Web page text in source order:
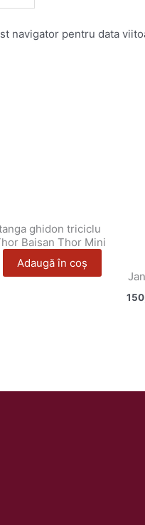
navigator pentru data
ghidon triciclu
Baisan Thor Mini
Adaugă în coș